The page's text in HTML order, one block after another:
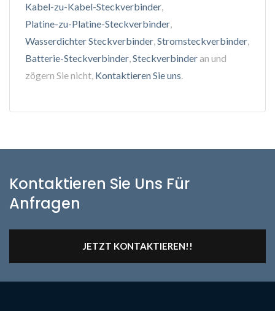
Kabel-zu-Kabel-Steckverbinder,
Platine-zu-Platine-Steckverbinder,
Wasserdichter Steckverbinder,Stromsteckverbinder,
Batterie-Steckverbinder,Steckverbinderan und
zögern Sie nicht, Kontaktieren Sie uns.
Kontaktieren Sie Uns Für
Anfragen
JETZT KONTAKTIEREN!!